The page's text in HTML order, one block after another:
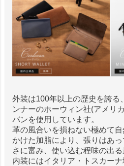
外装は100年以上の歴史を誇る
ンナーのホーウィン社(アメリ
バンを使用しています。
革の風合いを損ねない極めて
かけた加脂により、張りはあ
さに富み、使い込む程味の出る
内装にはイタリア・トスカー